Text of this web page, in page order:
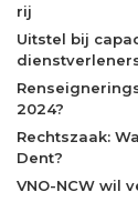
rij
Uitstel bij
2024?
Rechtszaak:
Dent?
VNO-NCW wil